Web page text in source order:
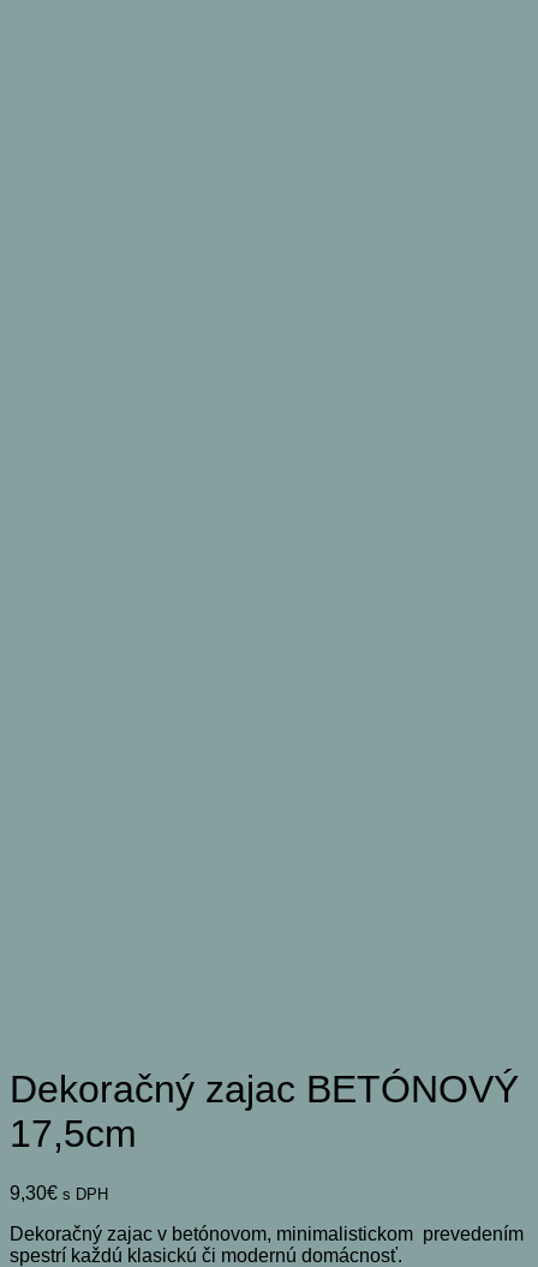
Dekoračný zajac BETÓNOVÝ
17,5cm
9,30€ s DPH
Dekoračný zajac v betónovom, minimalistickom prevedením
spestrí každú klasickú či modernú domácnosť.